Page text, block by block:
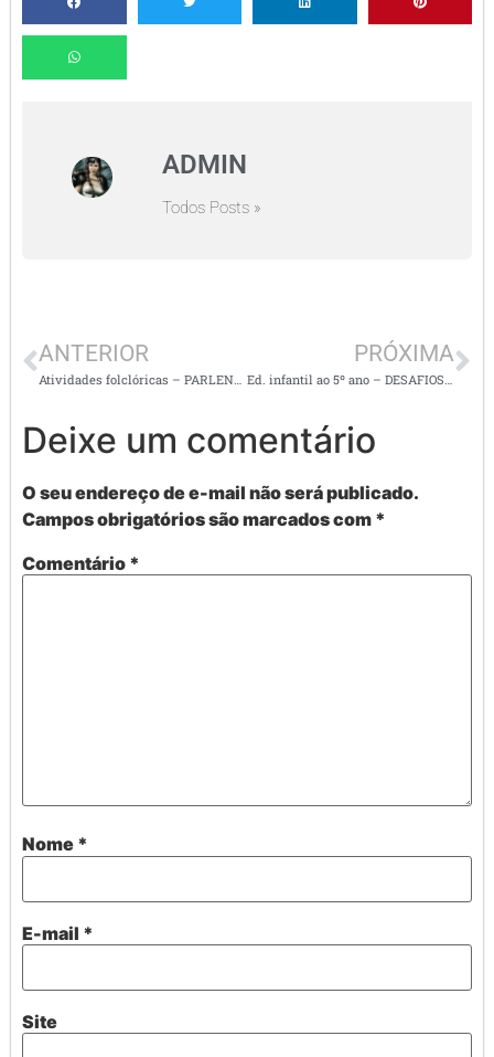
ADMIN
Todos Posts »
ANTERIOR PRÓXIMA
Deixe um comentário
O seu endereço de e-mail não será publicado.
Campos obrigatórios são marcados com *
Comentário *
Nome *
E-mail *
Site